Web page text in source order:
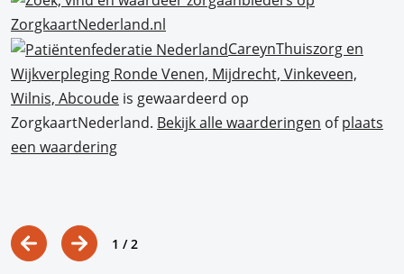
1 / 2
CareynThuiszorg en
Wijkverpleging Ronde Venen, Mijdrecht, Vinkeveen,
Wilnis, Abcoude is gewaardeerd op
ZorgkaartNederland. Bekijk alle waarderingen ofplaats
een waardering